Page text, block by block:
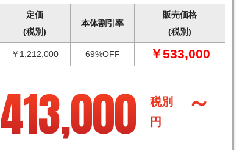
定価
(税別)
本体割引率
販売価格
(税別)
￥1,212,000 69%OFF ￥533,000
413,000
税別
円
～